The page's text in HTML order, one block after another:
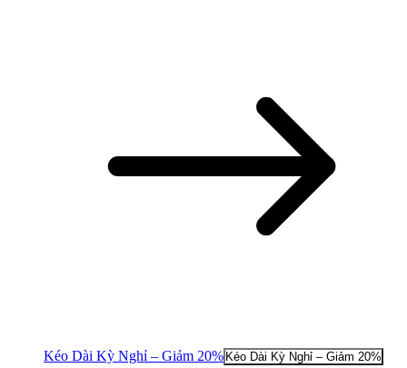
Kéo Dài Kỳ Nghỉ – Giảm 20% Kéo Dài Kỳ Nghỉ – Giảm 20%